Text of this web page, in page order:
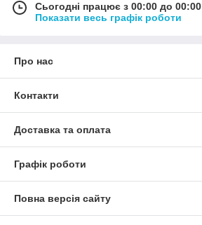
Сьогодні працює з 00:00 до 00:00
Показати весь графік роботи
Про нас
Контакти
Доставка та оплата
Графік роботи
Повна версія сайту